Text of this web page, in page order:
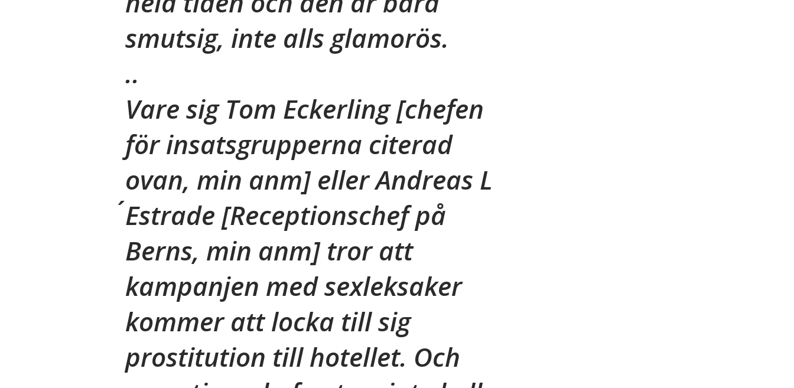
smutsig, inte alls glamorös.
..
Vare sig Tom Eckerling[chefen
för insatsgrupperna citerad
ovan, min anm]eller Andreas L
´Estrade [Receptionschef på
Berns, min anm]tror att
kampanjen med sexleksaker
kommer att locka till sig
prostitution till hotellet. Och